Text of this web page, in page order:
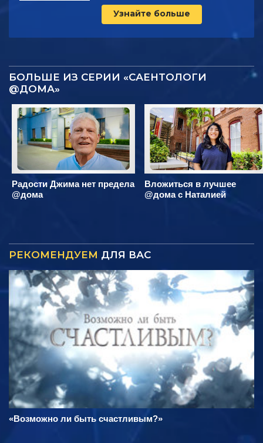
Узнайте больше
БОЛЬШЕ ИЗ СЕРИИ «САЕНТОЛОГИ
@ДОМА»
Радости Джима нет предела
@дома
Вложиться в лучшее
@дома с Наталией
РЕКОМЕНДУЕМ ДЛЯ ВАС
«Возможно ли быть счастливым?»